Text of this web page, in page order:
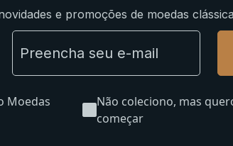
e promoções de moedas
Moedas
Não coleciono, mas
começar